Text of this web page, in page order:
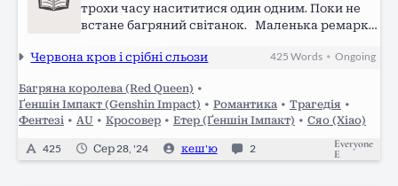
трохи часу насититися один одним. Поки не
встане багряний світанок. Маленька ремарка
королеви": Людство поділене за кольором
Червона кров і срібні сльози 425 Words •Ongoing
Багряна королева (Red Queen) •
Ґеншін Імпакт (Genshin Impact) • Романтика • Трагедія •
Фентезі • AU • Кросовер • Етер (Ґеншін Імпакт) • Сяо (Xiao)
425 Сер 28, '24 кеш'ю 2
Everyone
E